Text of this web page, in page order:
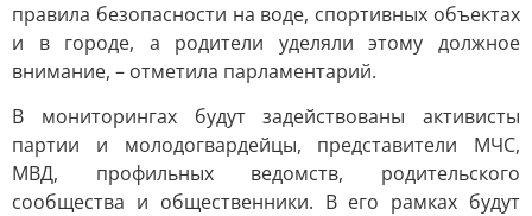
правила безопасности на воде, спортивных объектах
и в городе, а родители уделяли этому должное
внимание, – отметила парламентарий.
В мониторингах будут задействованы активисты
партии и молодогвардейцы, представители МЧС,
МВД, профильных ведомств, родительского
сообщества и общественники. В его рамках будут